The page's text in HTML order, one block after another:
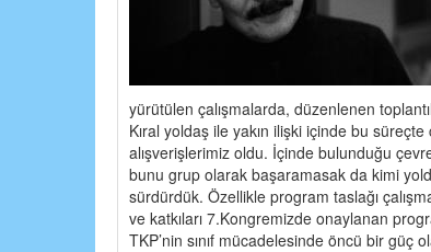
yürütülen çalışmalarda, düzenlenen
Kıral yoldaş ile yakın ilişki içinde bu
alışverişlerimiz oldu. İçinde bulunduğu
bunu grup olarak başaramasak da kimi
sürdürdük. Özellikle program taslağı
ve katkıları 7.Kongremizde onaylanan
TKP’nin sınıf mücadelesinde öncü bir